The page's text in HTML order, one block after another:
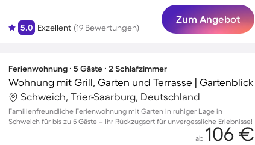
5.0 Exzellent (19 Bewertungen)
Zum Angebot
Ferienwohnung ∙ 5 Gäste ∙ 2 Schlafzimmer
Wohnung mit Grill, Garten und Terrasse | Gartenblick
Schweich, Trier-Saarburg, Deutschland
Familienfreundliche Ferienwohnung mit Garten in ruhiger Lage in
Schweich für bis zu 5 Gäste – Ihr Rückzugsort für unvergessliche Erlebnisse!
ab 106 €